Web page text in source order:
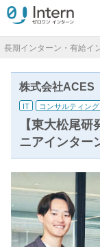
長期インターン・有給イ
株式会社ACES
IT コンサルティング
【東大松尾
ニアインター